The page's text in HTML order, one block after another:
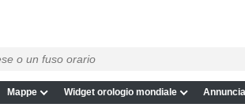
Mappe Widget orologio mondiale